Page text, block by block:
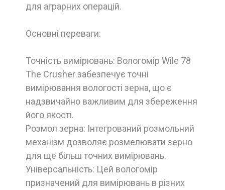
для аграрних операцій.
Основні переваги:
Точність вимірювань: Вологомір Wile 78
The Crusher забезпечує точні
вимірювання вологості зерна, що є
надзвичайно важливим для збереження
його якості.
Розмол зерна: Інтегрований розмольний
механізм дозволяє розмелювати зерно
для ще більш точних вимірювань.
Універсальність: Цей вологомір
призначений для вимірювань в різних